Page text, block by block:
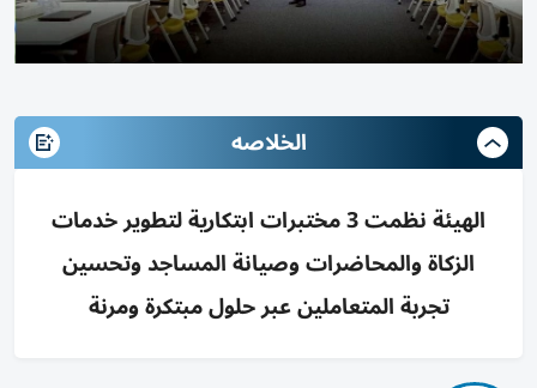
الخلاصه
الهيئة نظمت 3 مختبرات ابتكارية لتطوير خدمات
الزكاة والمحاضرات وصيانة المساجد وتحسين
تجربة المتعاملين عبر حلول مبتكرة ومرنة